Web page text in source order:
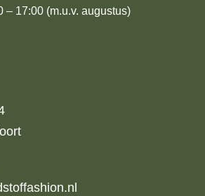
(m.u.v. augustus)